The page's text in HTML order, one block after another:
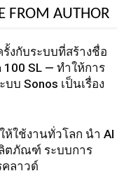
FROM AUTHOR
งกับระบบที่สร้างชื่อ
SL — ทำให้การ
บ Sonos เป็นเรื่อง
ห้ใช้งานทั่วโลก นำ AI
ตภัณฑ์ ระบบการ
ลาวด์